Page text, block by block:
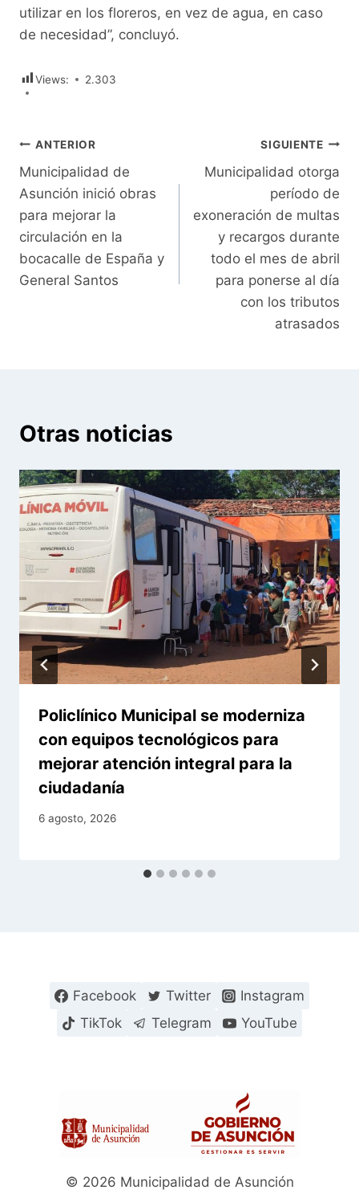
utilizar en los floreros, en vez de agua, en caso
de necesidad”, concluyó.
Views: 2.303
Navegación
de
entradas
ANTERIOR
Municipalidad de
Asunción inició obras
para mejorar la
circulación en la
bocacalle de España y
General Santos
SIGUIENTE
Municipalidad otorga
período de
exoneración de multas
y recargos durante
todo el mes de abril
para ponerse al día
con los tributos
atrasados
Otras noticias
Policlínico Municipal se moderniza
con equipos tecnológicos para
mejorar atención integral para la
ciudadanía
6 agosto, 2026
Facebook Twitter
Instagram
TikTok
Telegram YouTube
© 2026 Municipalidad de Asunción